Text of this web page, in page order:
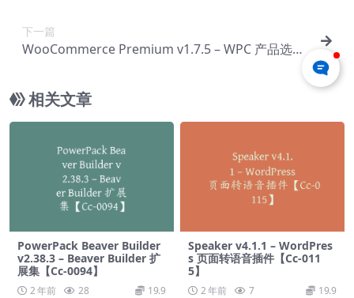
下一篇
WooCommerce Premium v​​1.7.5 – WPC 产品选项
相关文章
PowerPack Beaver Builder
v2.38.3 – Beaver Builder 扩
展集【Cc-0094】
2 年前 28 19.9
Speaker v4.1.1 – WordPres
s 页面转语音插件【Cc-011
5】
2 年前 7 19.9